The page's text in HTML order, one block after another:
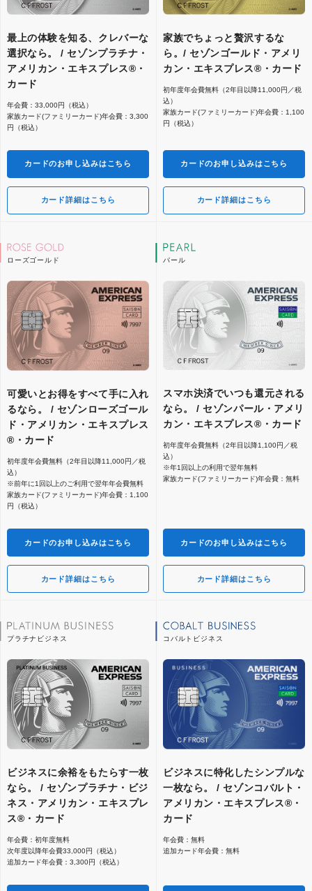
最上の体験を知る、クレバーな
選択なら。 / セゾンプラチナ・
アメリカン・エキスプレス®・
カード
年会費：33,000円（税込）
家族カード(ファミリーカード)年会費：3,300
円（税込）
カードのお申し込みはこちら
カード詳細はこちら
家族でちょっと贅沢するな
ら。/ セゾンゴールド・アメリ
カン・エキスプレス®・カード
初年度年会費無料（2年目以降11,000円／税
込）
家族カード(ファミリーカード)年会費：1,100
円（税込）
カードのお申し込みはこちら
カード詳細はこちら
ローズゴールド
可愛いとお得をすべて手に入れ
るなら。 / セゾンローズゴール
ド・アメリカン・エキスプレス
®・カード
初年度年会費無料（2年目以降11,000円／税
込）
※前年に1回以上のご利用で翌年年会費無料
家族カード(ファミリーカード)年会費：1,100
円（税込）
カードのお申し込みはこちら
カード詳細はこちら
パール
スマホ決済でいつも還元される
なら。 / セゾンパール・アメリ
カン・エキスプレス®・カード
初年度年会費無料（2年目以降1,100円／税
込）
※年1回以上の利用で翌年無料
家族カード(ファミリーカード)年会費：無料
カードのお申し込みはこちら
カード詳細はこちら
プラチナビジネス
ビジネスに余裕をもたらす⼀枚
なら。 / セゾンプラチナ・ビジ
ネス・アメリカン・エキスプレ
ス®・カード
年会費：初年度無料
次年度以降年会費33,000円（税込）
追加カード年会費：3,300円（税込）
コバルトビジネス
ビジネスに特化したシンプルな
一枚なら。 / セゾンコバルト・
アメリカン・エキスプレス®・
カード
年会費：無料
追加カード年会費：無料